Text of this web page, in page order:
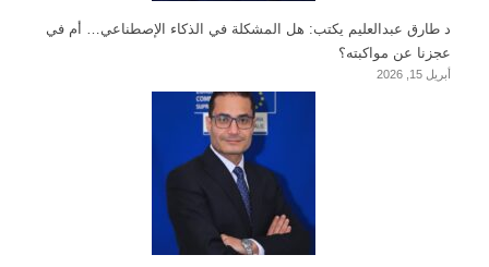
د طارق عبدالعليم يكتب: هل المشكلة في الذكاء الإصطناعي… أم في
عجزنا عن مواكبته؟
أبريل 15, 2026